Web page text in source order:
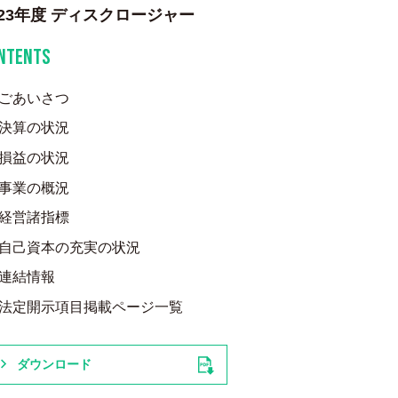
年度 ディスクロージャー
あいさつ
算の状況
益の状況
業の概況
営諸指標
己資本の充実の状況
結情報
定開示項目掲載ページ一覧
ダウンロード